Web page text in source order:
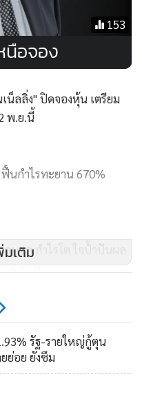
5) โครงการก่อสร้าง
าโครงการ 1,446 ล้านบาท
โดยบริษัทจะรักษาการ
ต่อปี พร้อมรักษาอัตรา
ากำไรสุทธิ 9-10%
153
นือจอง
น็ลลิ่ง" ปิดจองหุ้น เตรียม
พ.ย.นี้
ฟื้นกำไรทะยาน 670%
ลบอล กำไรโต ใจป้ำปันผล
บาท
เติม
รัฐ-รายใหญ่กู้ตุน
ย่อย ยังซึม